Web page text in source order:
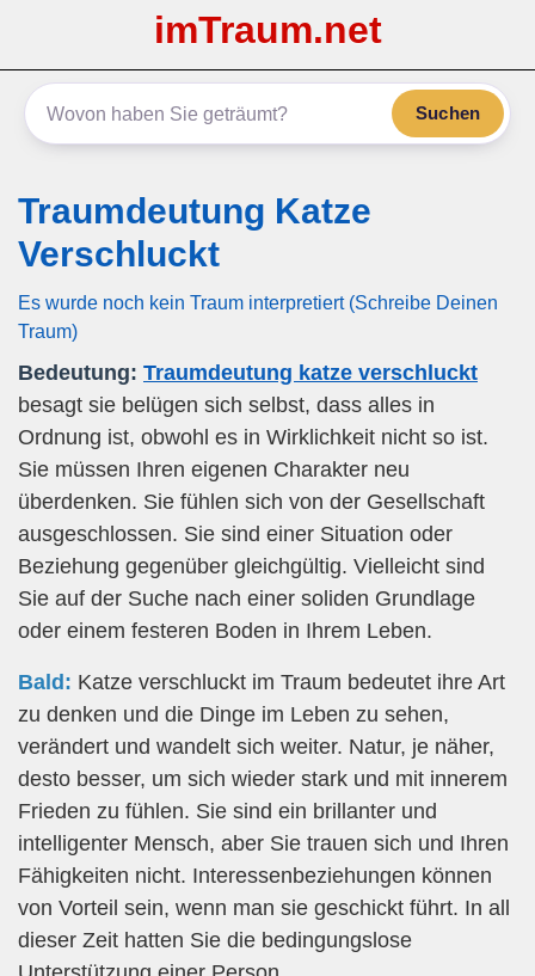
imTraum.net
Suchen
Traumdeutung Katze
Verschluckt
Es wurde noch kein Traum interpretiert (Schreibe Deinen
Traum)
Bedeutung: Traumdeutung katze verschluckt
besagt sie belügen sich selbst, dass alles in
Ordnung ist, obwohl es in Wirklichkeit nicht so ist.
Sie müssen Ihren eigenen Charakter neu
überdenken. Sie fühlen sich von der Gesellschaft
ausgeschlossen. Sie sind einer Situation oder
Beziehung gegenüber gleichgültig. Vielleicht sind
Sie auf der Suche nach einer soliden Grundlage
oder einem festeren Boden in Ihrem Leben.
Bald: Katze verschluckt im Traum bedeutet ihre Art
zu denken und die Dinge im Leben zu sehen,
verändert und wandelt sich weiter. Natur, je näher,
desto besser, um sich wieder stark und mit innerem
Frieden zu fühlen. Sie sind ein brillanter und
intelligenter Mensch, aber Sie trauen sich und Ihren
Fähigkeiten nicht. Interessenbeziehungen können
von Vorteil sein, wenn man sie geschickt führt. In all
dieser Zeit hatten Sie die bedingungslose